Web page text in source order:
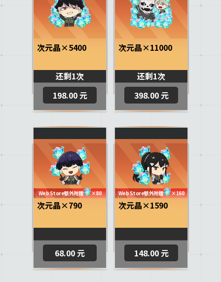
次元晶×5400
还剩1次
198.00 元
次元晶×11000
还剩1次
398.00 元
次元晶×790
Web Store额外附赠 ×80
68.00 元
次元晶×1590
Web Store额外附赠 ×160
148.00 元